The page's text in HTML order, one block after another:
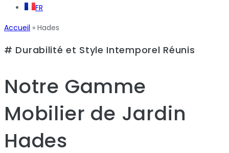
FR
Accueil » Hades
# Durabilité et Style Intemporel Réunis
Notre Gamme
Mobilier de Jardin
Hades